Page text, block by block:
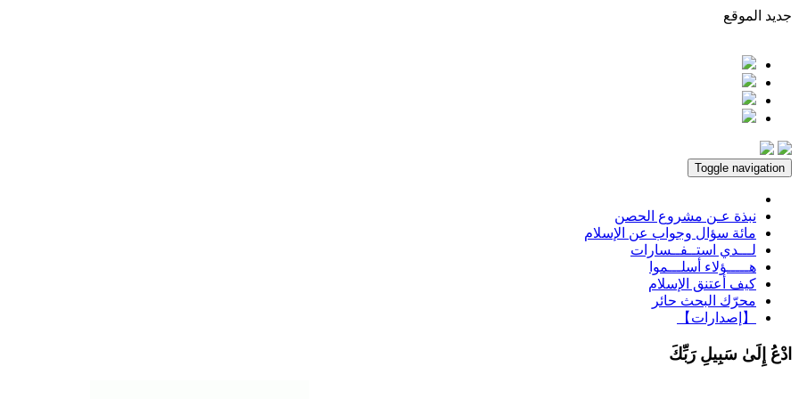
جديد الموقع
Toggle navigation
نبذة عـن مشروع الحصن
مائة سؤال وجواب عن الإسلام
لـــدي استــفــسارات
هـــــؤلاء أسلـــموا
كيف أعتنق الإسلام
محرّك البحث حائر
【إصدارات】
ادْعُ إِلَىٰ سَبِيلِ رَبِّكَ